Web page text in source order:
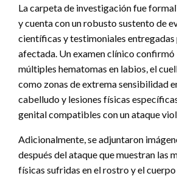
La carpeta de investigación fue
y cuenta con un robusto sustento de
científicas y testimoniales
afectada. Un examen clínico confirmó
múltiples hematomas en labios, el
como zonas de extrema sensibilidad
cabelludo y lesiones físicas
genital compatibles con un ataque
Adicionalmente, se adjuntaron
después del ataque que muestran las
físicas sufridas en el rostro y el